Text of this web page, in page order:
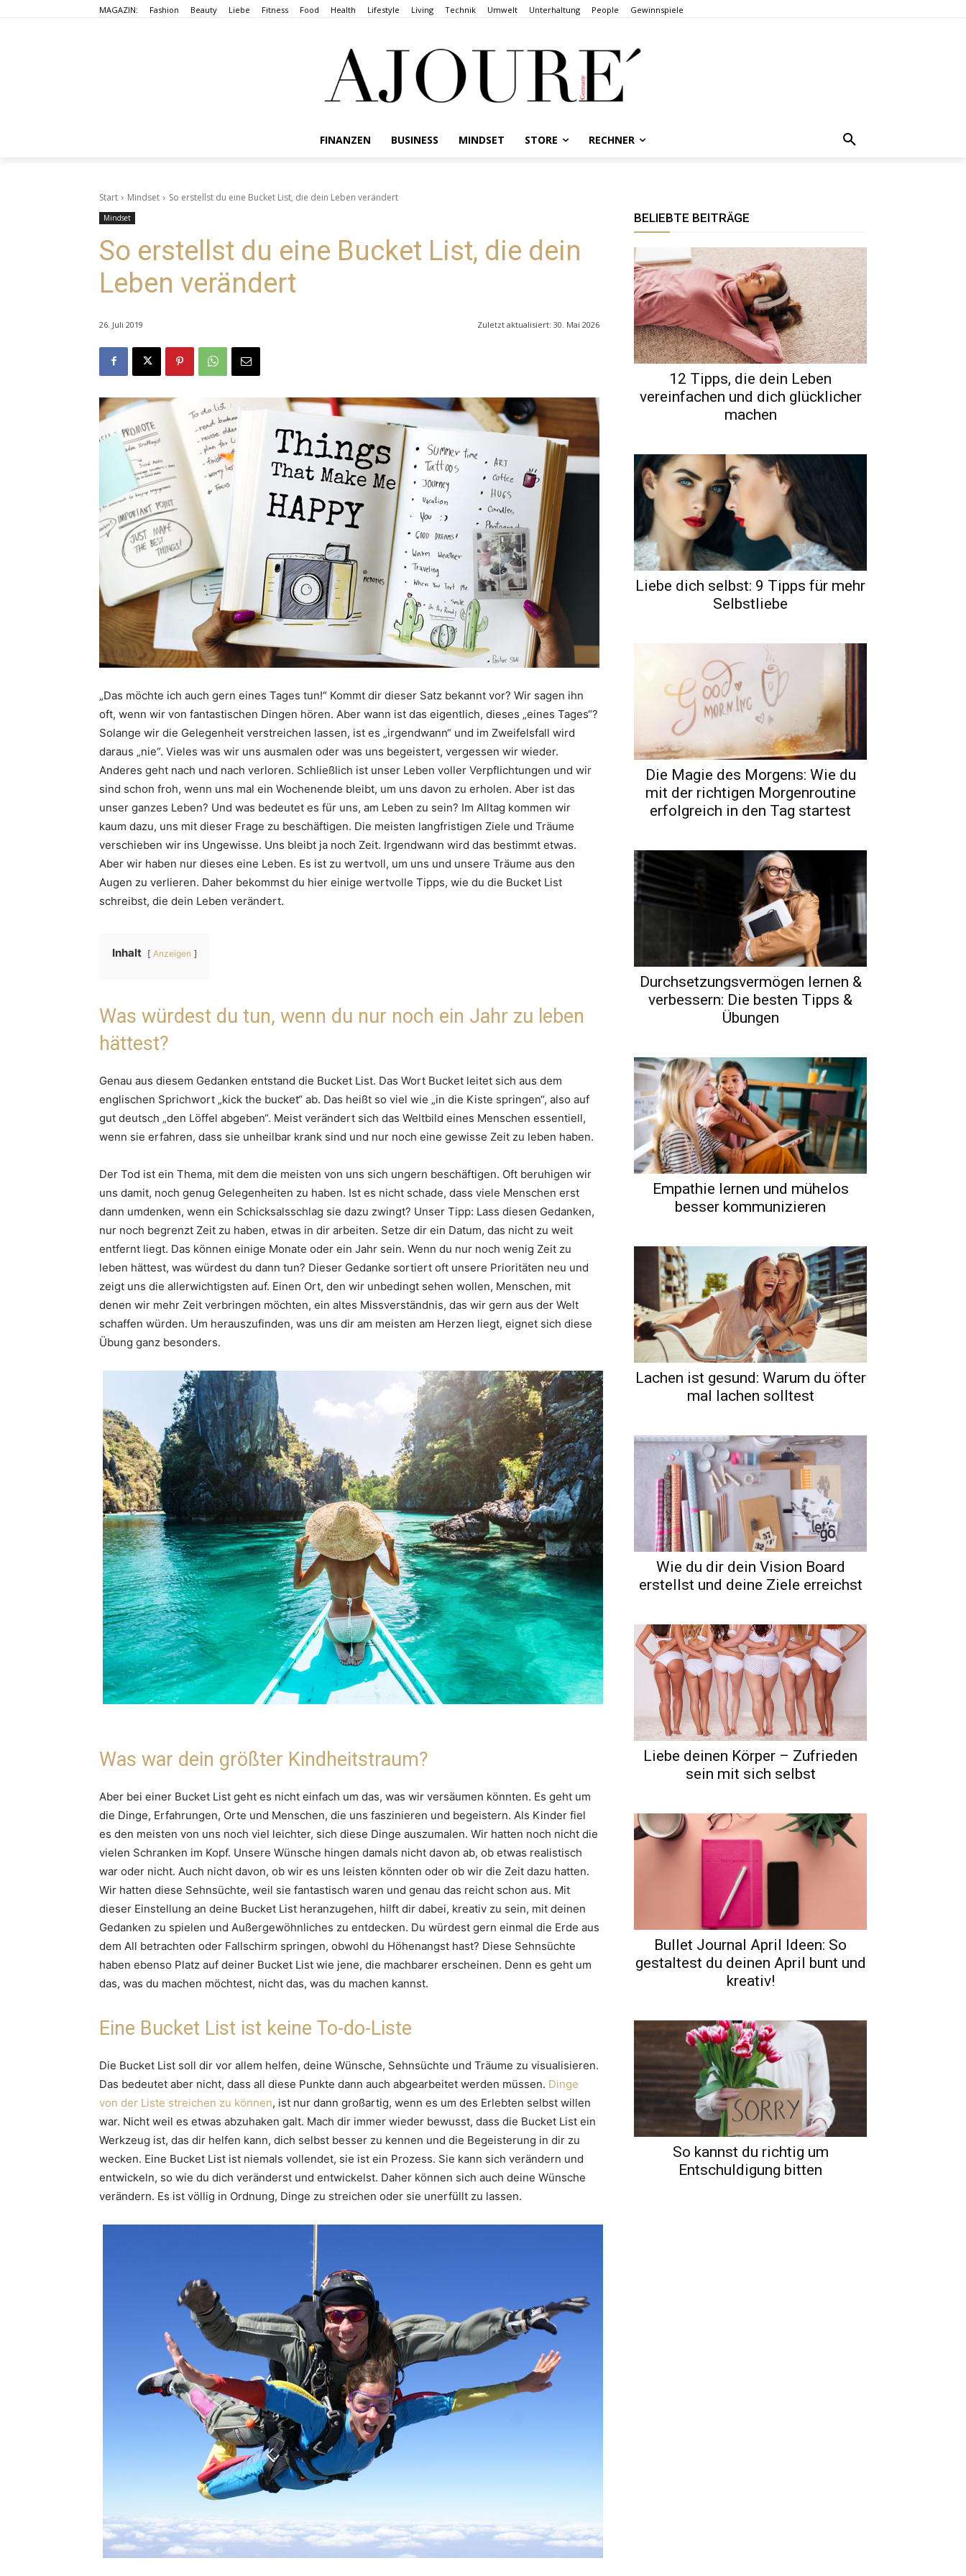
MAGAZIN: Fashion Beauty Liebe Fitness Food Health Lifestyle Living Technik Umwelt Unterhaltung People Gewinnspiele
FINANZEN BUSINESS MINDSET STORE RECHNER
Start Mindset So erstellst du eine Bucket List, die dein Leben verändert
Mindset
So erstellst du eine Bucket List, die dein
Leben verändert
26. Juli 2019 Zuletzt aktualisiert: 30. Mai 2026
„Das möchte ich auch gern eines Tages tun!“ Kommt dir dieser Satz bekannt vor? Wir sagen ihn
oft, wenn wir von fantastischen Dingen hören. Aber wann ist das eigentlich, dieses „eines Tages“?
Solange wir die Gelegenheit verstreichen lassen, ist es „irgendwann“ und im Zweifelsfall wird
daraus „nie“. Vieles was wir uns ausmalen oder was uns begeistert, vergessen wir wieder.
Anderes geht nach und nach verloren. Schließlich ist unser Leben voller Verpflichtungen und wir
sind schon froh, wenn uns mal ein Wochenende bleibt, um uns davon zu erholen. Aber ist das
unser ganzes Leben? Und was bedeutet es für uns, am Leben zu sein? Im Alltag kommen wir
kaum dazu, uns mit dieser Frage zu beschäftigen. Die meisten langfristigen Ziele und Träume
verschieben wir ins Ungewisse. Uns bleibt ja noch Zeit. Irgendwann wird das bestimmt etwas.
Aber wir haben nur dieses eine Leben. Es ist zu wertvoll, um uns und unsere Träume aus den
Augen zu verlieren. Daher bekommst du hier einige wertvolle Tipps, wie du die Bucket List
schreibst, die dein Leben verändert.
Inhalt Anzeigen
Was würdest du tun, wenn du nur noch ein Jahr zu leben
hättest?
Genau aus diesem Gedanken entstand die Bucket List. Das Wort Bucket leitet sich aus dem
englischen Sprichwort „kick the bucket“ ab. Das heißt so viel wie „in die Kiste springen“, also auf
gut deutsch „den Löffel abgeben“. Meist verändert sich das Weltbild eines Menschen essentiell,
wenn sie erfahren, dass sie unheilbar krank sind und nur noch eine gewisse Zeit zu leben haben.
Der Tod ist ein Thema, mit dem die meisten von uns sich ungern beschäftigen. Oft beruhigen wir
uns damit, noch genug Gelegenheiten zu haben. Ist es nicht schade, dass viele Menschen erst
dann umdenken, wenn ein Schicksalsschlag sie dazu zwingt? Unser Tipp: Lass diesen Gedanken,
nur noch begrenzt Zeit zu haben, etwas in dir arbeiten. Setze dir ein Datum, das nicht zu weit
entfernt liegt. Das können einige Monate oder ein Jahr sein. Wenn du nur noch wenig Zeit zu
leben hättest, was würdest du dann tun? Dieser Gedanke sortiert oft unsere Prioritäten neu und
zeigt uns die allerwichtigsten auf. Einen Ort, den wir unbedingt sehen wollen, Menschen, mit
denen wir mehr Zeit verbringen möchten, ein altes Missverständnis, das wir gern aus der Welt
schaffen würden. Um herauszufinden, was uns dir am meisten am Herzen liegt, eignet sich diese
Übung ganz besonders.
Was war dein größter Kindheitstraum?
Aber bei einer Bucket List geht es nicht einfach um das, was wir versäumen könnten. Es geht um
die Dinge, Erfahrungen, Orte und Menschen, die uns faszinieren und begeistern. Als Kinder fiel
es den meisten von uns noch viel leichter, sich diese Dinge auszumalen. Wir hatten noch nicht die
vielen Schranken im Kopf. Unsere Wünsche hingen damals nicht davon ab, ob etwas realistisch
war oder nicht. Auch nicht davon, ob wir es uns leisten könnten oder ob wir die Zeit dazu hatten.
Wir hatten diese Sehnsüchte, weil sie fantastisch waren und genau das reicht schon aus. Mit
dieser Einstellung an deine Bucket List heranzugehen, hilft dir dabei, kreativ zu sein, mit deinen
Gedanken zu spielen und Außergewöhnliches zu entdecken. Du würdest gern einmal die Erde aus
dem All betrachten oder Fallschirm springen, obwohl du Höhenangst hast? Diese Sehnsüchte
haben ebenso Platz auf deiner Bucket List wie jene, die machbarer erscheinen. Denn es geht um
das, was du machen möchtest, nicht das, was du machen kannst.
Eine Bucket List ist keine To-do-Liste
Die Bucket List soll dir vor allem helfen, deine Wünsche, Sehnsüchte und Träume zu visualisieren.
Das bedeutet aber nicht, dass all diese Punkte dann auch abgearbeitet werden müssen. Dinge
von der Liste streichen zu können, ist nur dann großartig, wenn es um des Erlebten selbst willen
war. Nicht weil es etwas abzuhaken galt. Mach dir immer wieder bewusst, dass die Bucket List ein
Werkzeug ist, das dir helfen kann, dich selbst besser zu kennen und die Begeisterung in dir zu
wecken. Eine Bucket List ist niemals vollendet, sie ist ein Prozess. Sie kann sich verändern und
entwickeln, so wie du dich veränderst und entwickelst. Daher können sich auch deine Wünsche
verändern. Es ist völlig in Ordnung, Dinge zu streichen oder sie unerfüllt zu lassen.
BELIEBTE BEITRÄGE
12 Tipps, die dein Leben
vereinfachen und dich glücklicher
machen
Liebe dich selbst: 9 Tipps für mehr
Selbstliebe
Die Magie des Morgens: Wie du
mit der richtigen Morgenroutine
erfolgreich in den Tag startest
Durchsetzungsvermögen lernen &
verbessern: Die besten Tipps &
Übungen
Empathie lernen und mühelos
besser kommunizieren
Lachen ist gesund: Warum du öfter
mal lachen solltest
Wie du dir dein Vision Board
erstellst und deine Ziele erreichst
Liebe deinen Körper – Zufrieden
sein mit sich selbst
Bullet Journal April Ideen: So
gestaltest du deinen April bunt und
kreativ!
So kannst du richtig um
Entschuldigung bitten